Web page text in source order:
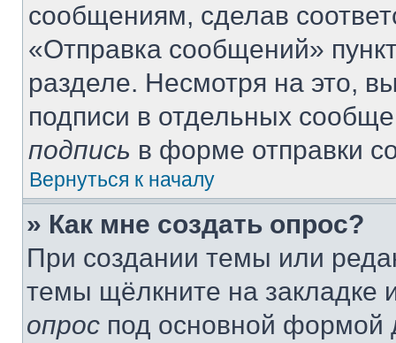
сообщениям, сделав
«Отправка сообщений»
разделе. Несмотря на это,
подписи в отдельных
подпись в форме отправки
Вернуться к началу
» Как мне создать опрос?
При создании темы или
темы щёлкните на
опрос под основной формой